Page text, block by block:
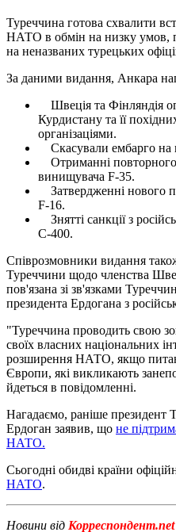
Туреччина готова схвалити
НАТО в обмін на низку умов,
на неназваних турецьких
За даними видання, Анкара
Швеція та Фінляндія
Курдистану та її
організаціями.
Скасували ембарго на
Отриманні
винищувача F-35.
Затвердженні нового
F-16.
Знятті санкції з
С-400.
Співрозмовники видання
Туреччини щодо членства
пов'язана зі зв'язками
президента Ердогана з
"Туреччина проводить свою
своїх власних національних
розширення НАТО, якщо
Європи, які викликають
йдеться в повідомленні.
Нагадаємо, раніше президент
Ердоган заявив, що не
НАТО.
Сьогодні обидві країни
НАТО.
Новини від Корреспондент.net